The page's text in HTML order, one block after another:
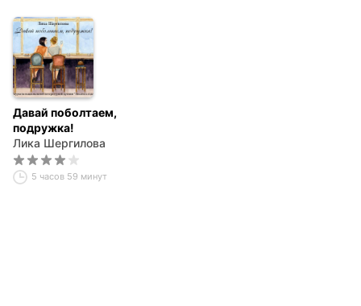
Давай поболтаем,
подружка!
Лика Шергилова
5 часов 59 минут